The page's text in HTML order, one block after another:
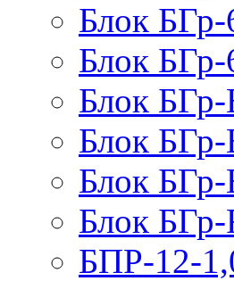
Блок БГр-
Блок БГр-
Блок
Блок БГр-
Блок БГр-
Блок БГр-
БПР-12-